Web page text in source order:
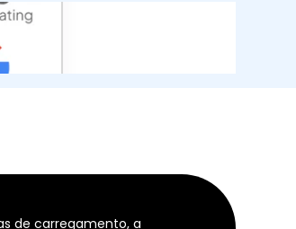
de carregamento, a